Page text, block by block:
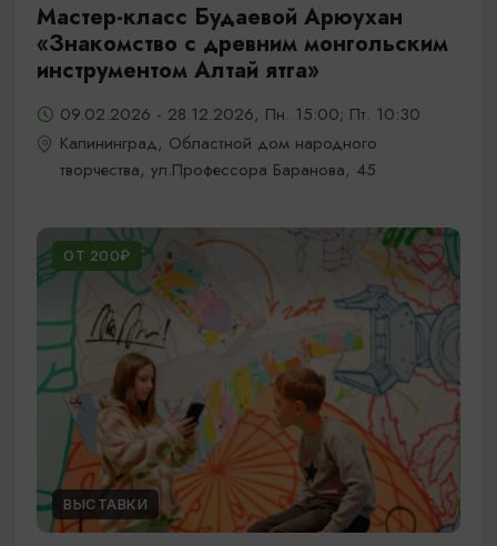
Мастер-класс Будаевой Арюухан
«Знакомство с древним монгольским
инструментом Алтай ятга»
09.02.2026 - 28.12.2026, Пн. 15:00; Пт. 10:30
Калининград, Областной дом народного
творчества, ул.Профессора Баранова, 45
ОТ 200₽
ВЫСТАВКИ